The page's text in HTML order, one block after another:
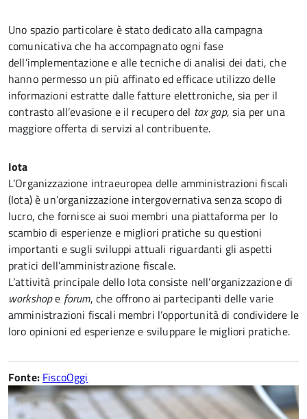
Uno spazio particolare è stato dedicato alla campagna
comunicativa che ha accompagnato ogni fase
dell’implementazione e alle tecniche di analisi dei dati, che
hanno permesso un più affinato ed efficace utilizzo delle
informazioni estratte dalle fatture elettroniche, sia per il
contrasto all’evasione e il recupero del tax gap, sia per una
maggiore offerta di servizi al contribuente.
Iota
L’Organizzazione intraeuropea delle amministrazioni fiscali
(Iota) è un’organizzazione intergovernativa senza scopo di
lucro, che fornisce ai suoi membri una piattaforma per lo
scambio di esperienze e migliori pratiche su questioni
importanti e sugli sviluppi attuali riguardanti gli aspetti
pratici dell’amministrazione fiscale.
L’attività principale dello Iota consiste nell’organizzazione di
workshope forum, che offrono ai partecipanti delle varie
amministrazioni fiscali membri l’opportunità di condividere le
loro opinioni ed esperienze e sviluppare le migliori pratiche.
Fonte: FiscoOggi